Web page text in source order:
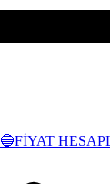
🔵FİYAT